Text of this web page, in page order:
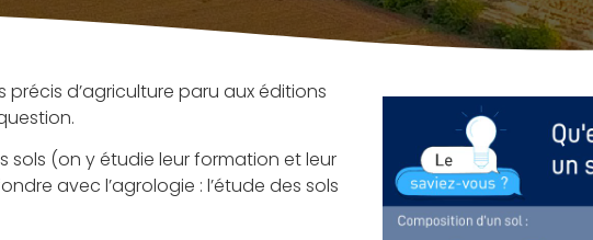
précis d’agriculture paru aux éditions
sols (on y étudie leur formation et leur
avec l’agrologie : l’étude des sols